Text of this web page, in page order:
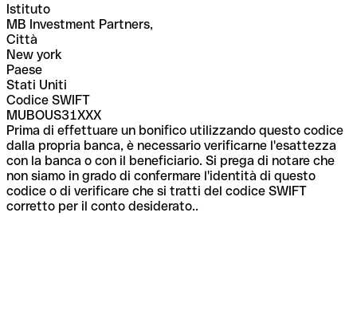
Istituto
MB Investment Partners,
Città
New york
Paese
Stati Uniti
Codice SWIFT
MUBOUS31XXX
Prima di effettuare un bonifico utilizzando questo codice
dalla propria banca, è necessario verificarne l'esattezza
con la banca o con il beneficiario. Si prega di notare che
non siamo in grado di confermare l'identità di questo
codice o di verificare che si tratti del codice SWIFT
corretto per il conto desiderato..